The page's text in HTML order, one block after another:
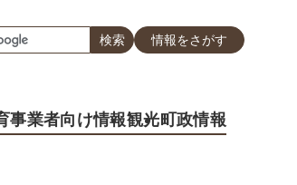
情報をさがす
事業者向け情報観光町政情報